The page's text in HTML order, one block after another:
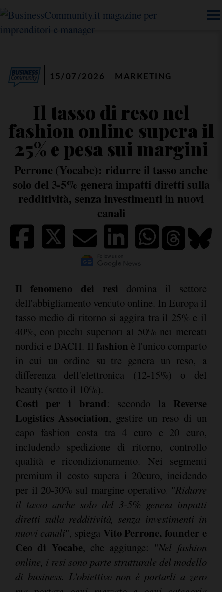
15/07/2026 MARKETING
Il tasso di reso nel
fashion online supera il
25% e pesa sui margini
Perrone (Yocabe): ridurre il tasso anche
solo del 3-5% genera impatti diretti sulla
redditività, senza investimenti in nuovi
canali
Il fenomeno dei resi domina il settore
dell'abbigliamento venduto online. In Europa il
tasso medio di ritorno si aggira tra il 25% e il
40%, con picchi superiori al 50% nei mercati
nordici e DACH. Il fashion è l'unico comparto
in cui un ordine su tre genera un reso, a
differenza dell'elettronica (12-15%) o del
beauty (sotto il 10%).
Costi per i brand: secondo la Reverse
Logistics Association, gestire un reso di un
capo fashion costa tra 4 euro e 20 euro,
includendo spedizione di ritorno, controllo
qualità e ricondizionamento. Nei segmenti
premium il costo supera i 20euro, incidendo
per il 20-30% sul margine operativo. "Ridurre
il tasso anche solo del 3-5% genera impatti
diretti sulla redditività, senza investimenti in
nuovi canali", spiega Vito Perrone, founder e
Ceo di Yocabe, che aggiunge: "Nel fashion
online, i resi sono parte strutturale del modello
di business. L'obiettivo non è portarli a zero